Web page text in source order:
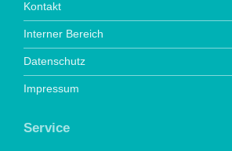
Kontakt
Interner Bereich
Datenschutz
Impressum
Service